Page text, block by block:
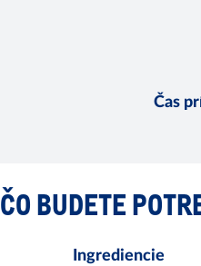
Čas
ČO BUDETE
Ingrediencie